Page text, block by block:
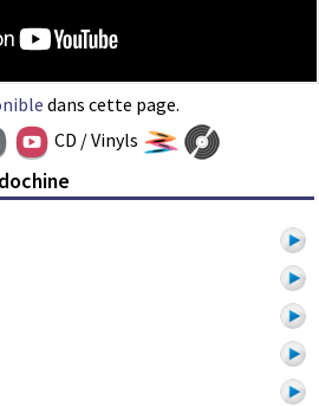
dans cette page.
CD / Vinyls